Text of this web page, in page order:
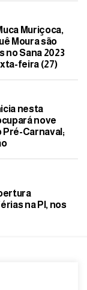
Muriçoca,
Moura são
Sana 2023
feira (27)
nesta
nove
Pré-Carnaval;
na PI, nos